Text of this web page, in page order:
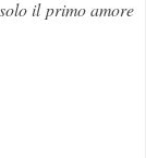
il primo amore